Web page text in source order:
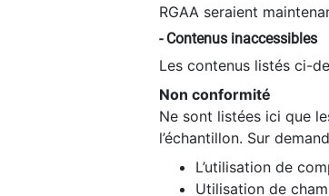
RGAA seraient
- Contenus inaccessibles
Les contenus listés ci-
Non conformité
Ne sont listées ici que
l’échantillon. Sur
L’utilisation de
Utilisation de